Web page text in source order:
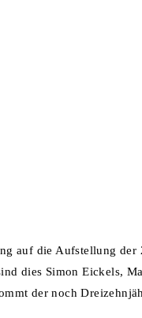
auf die Aufstellung
dies Simon Eickels,
der noch